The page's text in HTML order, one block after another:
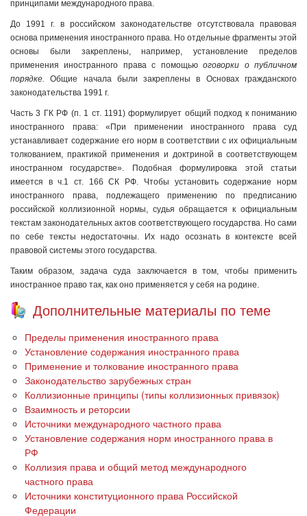
принципами международного права.
До 1991 г. в российском законодательстве отсутствовала правовая
основа применения иностранного права. Но отдельные фрагменты этой
основы были закреплены, например, установление пределов
применения иностранного права с помощьюоговорки о публичном
порядке.Общие начала были закреплены в Основах гражданского
законодательства 1991 г.
Часть 3 ГК РФ (п. 1 ст. 1191) формулирует общий подход к пониманию
иностранного права: «При применении иностранного права суд
устанавливает содержание его норм в соответствии с их официальным
толкованием, практикой применения и доктриной в соответствующем
иностранном государстве». Подобная формулировка этой статьи
имеется в ч.1 ст. 166 СК РФ. Чтобы установить содержание норм
иностранного права, подлежащего применению по предписанию
российской коллизионной нормы, судья обращается к официальным
текстам законодательных актов соответствующего государства. Но сами
по себе тексты недостаточны. Их надо осознать в контексте всей
правовой системы этого государства.
Таким образом, задача суда заключается в том, чтобы применить
иностранное право так, как оно применяется у себя на родине.
Дополнительные материалы по теме
Пределы применения иностранного права
Установление содержания иностранного права
Применение и толкование иностранного права
Законодательство зарубежных стран
Коллизионные принципы (типы коллизионных привязок)
Взаимность и реторсии
Источники международного частного права
Установление содержания норм иностранного права в
РФ
Коллизия права и общий метод международного
частного права
Источники конституционного права Российской
Федерации